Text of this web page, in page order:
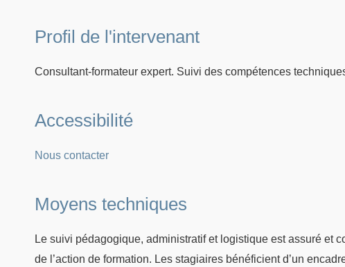
Profil de l'intervenant
Consultant-formateur expert. Suivi des compétences
Accessibilité
Nous contacter
Moyens techniques
Le suivi pédagogique, administratif et logistique est assuré et
de l’action de formation. Les stagiaires bénéficient d’un